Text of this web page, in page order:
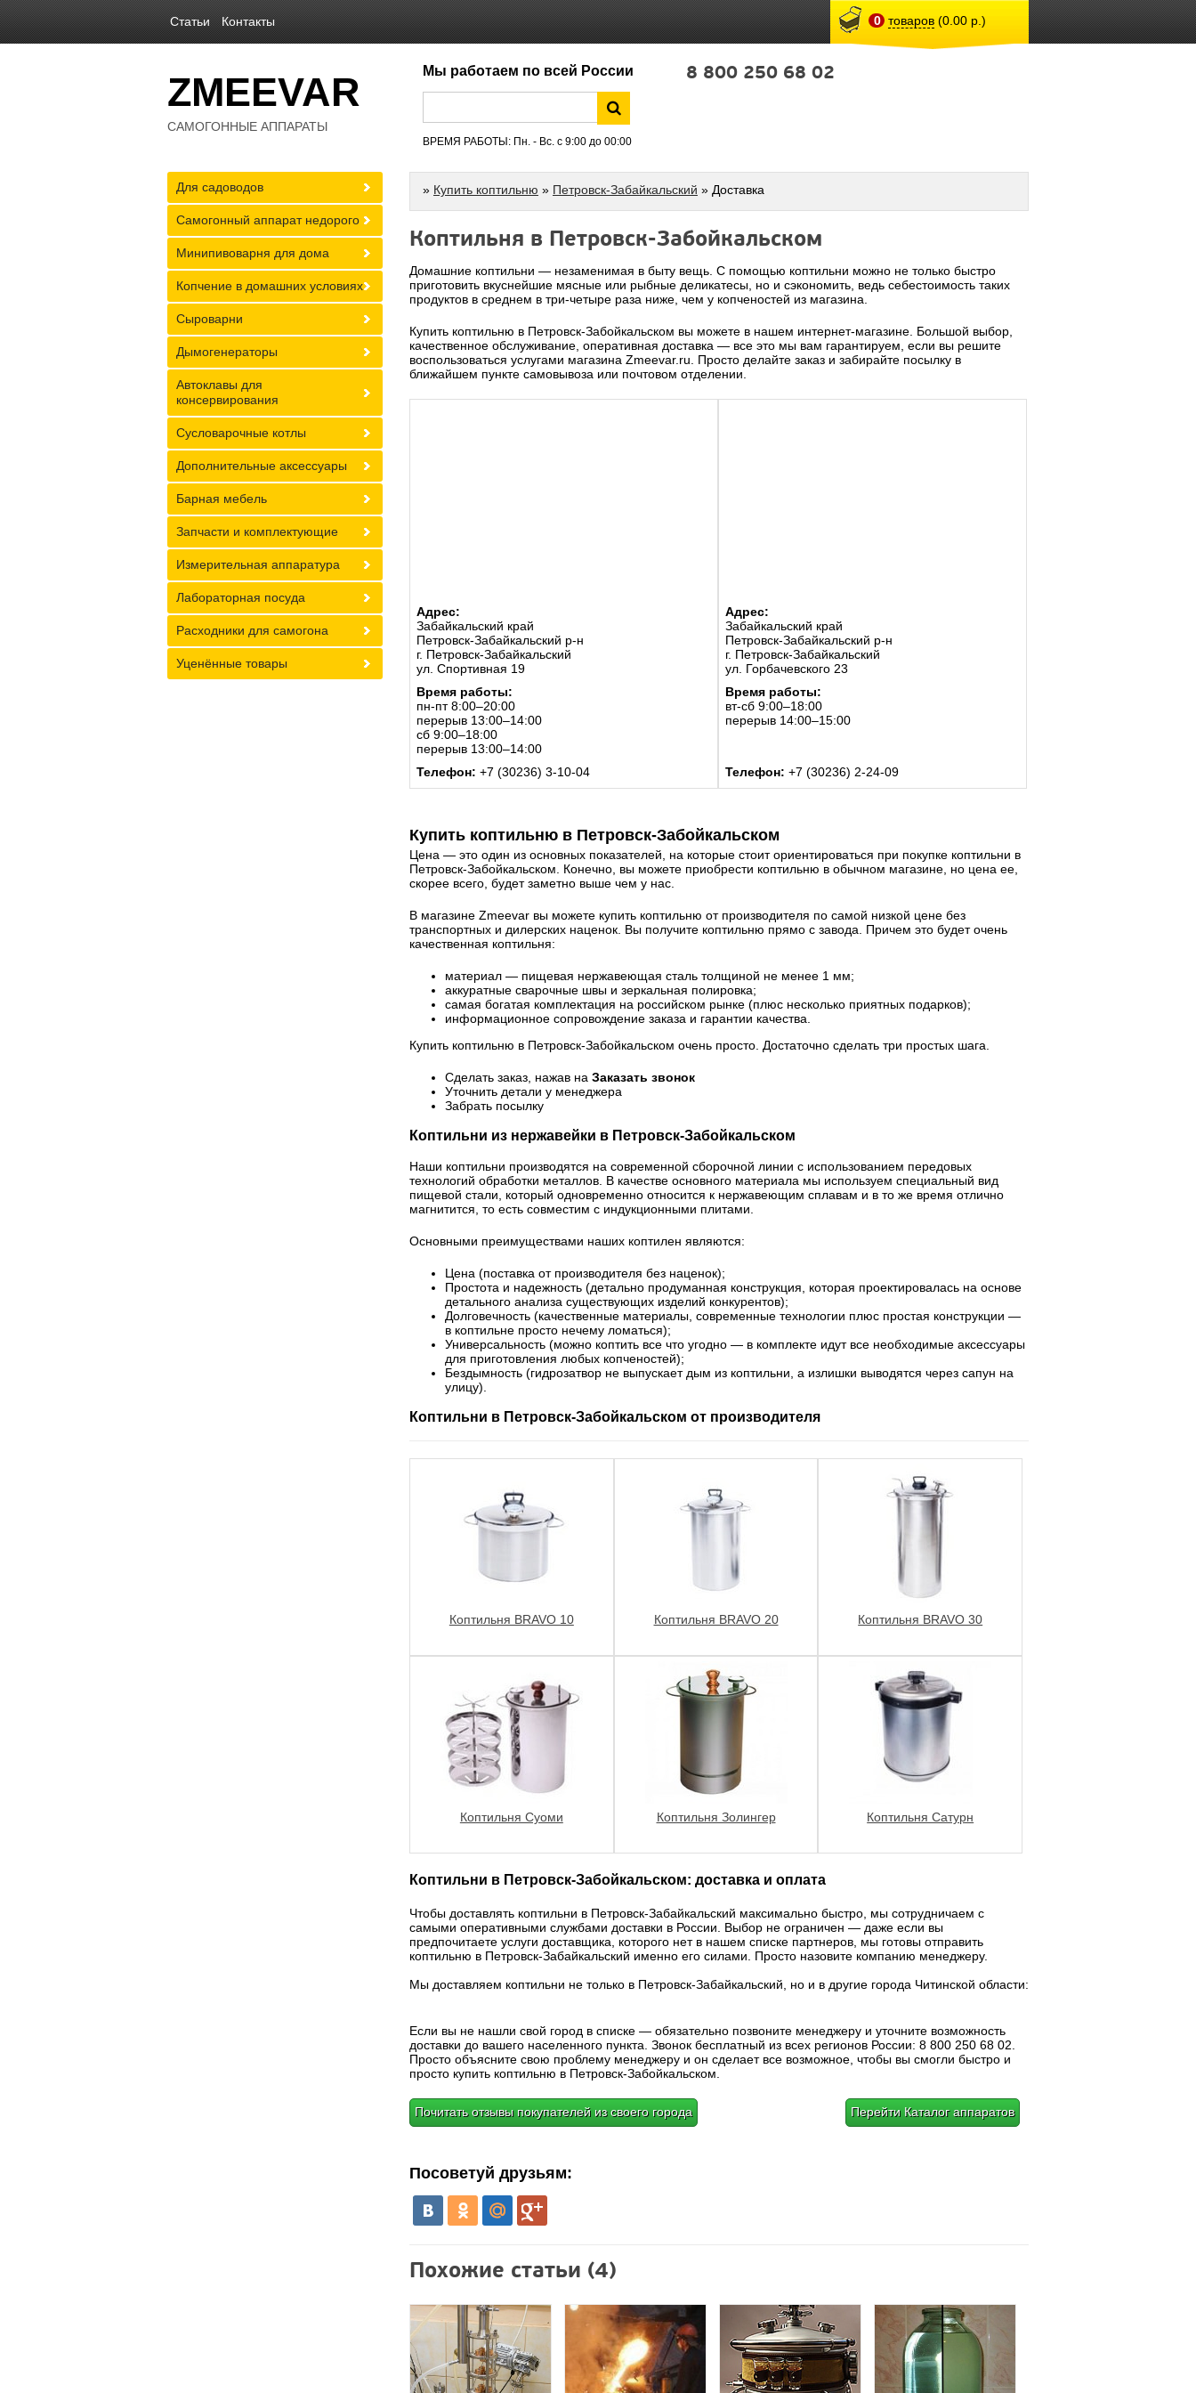
Статьи Контакты 0 товаров(0.00 р.)
ZMEEVAR
САМОГОННЫЕ АППАРАТЫ
Мы работаем по всей России
ВРЕМЯ РАБОТЫ: Пн. - Вс. с 9:00 до 00:00
8 800 250 68 02
» Купить коптильню » Петровск-Забайкальский » Доставка
Коптильня в Петровск-Забойкальском
Домашние коптильни — незаменимая в быту вещь. С помощью коптильни можно не только быстро
приготовить вкуснейшие мясные или рыбные деликатесы, но и сэкономить, ведь себестоимость таких
продуктов в среднем в три-четыре раза ниже, чем у копченостей из магазина.
Купить коптильню в Петровск-Забойкальском вы можете в нашем интернет-магазине. Большой выбор,
качественное обслуживание, оперативная доставка — все это мы вам гарантируем, если вы решите
воспользоваться услугами магазина Zmeevar.ru. Просто делайте заказ и забирайте посылку в
ближайшем пункте самовывоза или почтовом отделении.
Адрес:
Забайкальский край
Петровск-Забайкальский р-н
г. Петровск-Забайкальский
ул. Спортивная 19
Время работы:
пн-пт 8:00–20:00
перерыв 13:00–14:00
сб 9:00–18:00
перерыв 13:00–14:00
Телефон: +7 (30236) 3-10-04
Адрес:
Забайкальский край
Петровск-Забайкальский р-н
г. Петровск-Забайкальский
ул. Горбачевского 23
Время работы:
вт-сб 9:00–18:00
перерыв 14:00–15:00
Телефон: +7 (30236) 2-24-09
Купить коптильню в Петровск-Забойкальском
Цена — это один из основных показателей, на которые стоит ориентироваться при покупке коптильни в
Петровск-Забойкальском. Конечно, вы можете приобрести коптильню в обычном магазине, но цена ее,
скорее всего, будет заметно выше чем у нас.
В магазине Zmeevar вы можете купить коптильню от производителя по самой низкой цене без
транспортных и дилерских наценок. Вы получите коптильню прямо с завода. Причем это будет очень
качественная коптильня:
материал — пищевая нержавеющая сталь толщиной не менее 1 мм;
аккуратные сварочные швы и зеркальная полировка;
самая богатая комплектация на российском рынке (плюс несколько приятных подарков);
информационное сопровождение заказа и гарантии качества.
Купить коптильню в Петровск-Забойкальском очень просто. Достаточно сделать три простых шага.
Сделать заказ, нажав на Заказать звонок
Уточнить детали у менеджера
Забрать посылку
Коптильни из нержавейки в Петровск-Забойкальском
Наши коптильни производятся на современной сборочной линии с использованием передовых
технологий обработки металлов. В качестве основного материала мы используем специальный вид
пищевой стали, который одновременно относится к нержавеющим сплавам и в то же время отлично
магнитится, то есть совместим с индукционными плитами.
Основными преимуществами наших коптилен являются:
Цена (поставка от производителя без наценок);
Простота и надежность (детально продуманная конструкция, которая проектировалась на основе
детального анализа существующих изделий конкурентов);
Долговечность (качественные материалы, современные технологии плюс простая конструкции —
в коптильне просто нечему ломаться);
Универсальность (можно коптить все что угодно — в комплекте идут все необходимые аксессуары
для приготовления любых копченостей);
Бездымность (гидрозатвор не выпускает дым из коптильни, а излишки выводятся через сапун на
улицу).
Коптильни в Петровск-Забойкальском от производителя
Коптильня BRAVO 10 Коптильня BRAVO 20 Коптильня BRAVO 30
Коптильня Суоми Коптильня Золингер Коптильня Сатурн
Коптильни в Петровск-Забойкальском: доставка и оплата
Чтобы доставлять коптильни в Петровск-Забайкальский максимально быстро, мы сотрудничаем с
самыми оперативными службами доставки в России. Выбор не ограничен — даже если вы
предпочитаете услуги доставщика, которого нет в нашем списке партнеров, мы готовы отправить
коптильню в Петровск-Забайкальский именно его силами. Просто назовите компанию менеджеру.
Мы доставляем коптильни не только в Петровск-Забайкальский, но и в другие города Читинской области:
Если вы не нашли свой город в списке — обязательно позвоните менеджеру и уточните возможность
доставки до вашего населенного пункта. Звонок бесплатный из всех регионов России: 8 800 250 68 02.
Просто объясните свою проблему менеджеру и он сделает все возможное, чтобы вы смогли быстро и
просто купить коптильню в Петровск-Забойкальском.
Почитать отзывы покупателей из своего города Перейти Каталог аппаратов
Посоветуй друзьям:
Похожие статьи (4)
Для садоводов
Самогонный аппарат недорого
Минипивоварня для дома
Копчение в домашних условиях
Сыроварни
Дымогенераторы
Автоклавы для
консервирования
Сусловарочные котлы
Дополнительные аксессуары
Барная мебель
Запчасти и комплектующие
Измерительная аппаратура
Лабораторная посуда
Расходники для самогона
Уценённые товары